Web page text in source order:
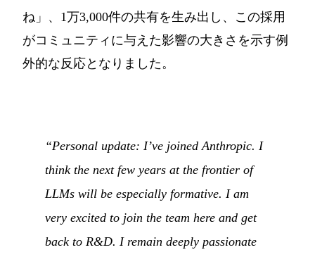
ね」、1万3,000件の共有を生み出し、この採用
がコミュニティに与えた影響の大きさを示す例
外的な反応となりました。
“Personal update: I’ve joined Anthropic. I
think the next few years at the frontier of
LLMs will be especially formative. I am
very excited to join the team here and get
back to R&D. I remain deeply passionate